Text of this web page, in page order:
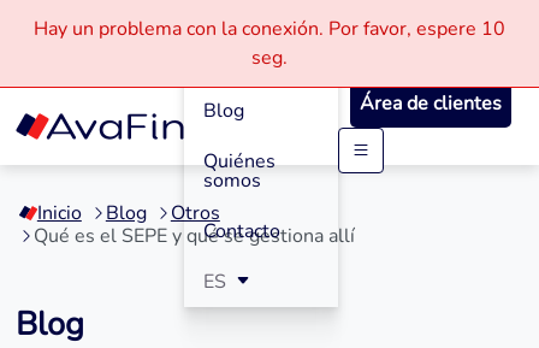
Saltar
contenido
Hay un problema con la conexión. Por favor, espere 10
seg.
Cómo
Funciona
Blog
Quiénes
somos
Contacto
ES
Área de clientes
Inicio Blog
Otros
Qué es el SEPE y qué se gestiona allí
Blog